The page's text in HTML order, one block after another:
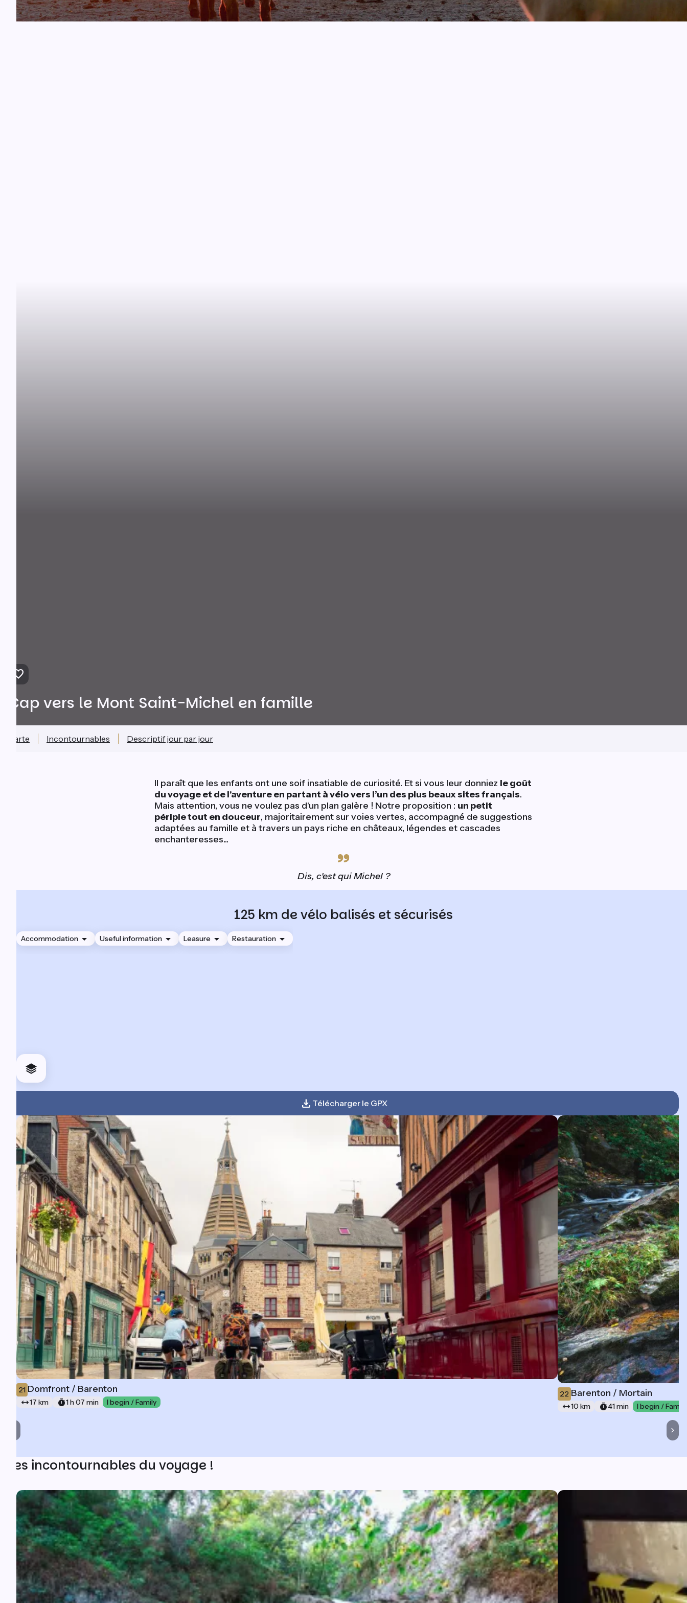
Cap vers le Mont Saint-Michel en famille
Carte Incontournables Descriptif jour par jour
Il paraît que les enfants ont une soif insatiable de curiosité. Et si vous leur donniez le goût
du voyage et de l'aventure en partant à vélo vers l’un des plus beaux sites français.
Mais attention, vous ne voulez pas d'un plan galère ! Notre proposition : un petit
périple tout en douceur, majoritairement sur voies vertes, accompagné de suggestions
adaptées au famille et à travers un pays riche en châteaux, légendes et cascades
enchanteresses...
Dis, c'est qui Michel ?
125 km de vélo balisés et sécurisés
Accommodation Useful information Leasure Restauration
Télécharger le GPX
21 Domfront / Barenton
17 km 1 h 07 min I begin / Family
22 Barenton / Mortain
10 km 41 min I begin / Family
Les incontournables du voyage !